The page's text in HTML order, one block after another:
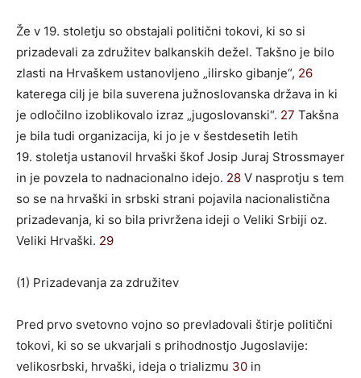
Že v 19. stoletju so obstajali politični tokovi, ki so si
prizadevali za združitev balkanskih dežel. Takšno je bilo
zlasti na Hrvaškem ustanovljeno „ilirsko gibanje“, 26
katerega cilj je bila suverena južnoslovanska država in ki
je odločilno izoblikovalo izraz „jugoslovanski“. 27 Takšna
je bila tudi organizacija, ki jo je v šestdesetih letih
19. stoletja ustanovil hrvaški škof Josip Juraj Strossmayer
in je povzela to nadnacionalno idejo. 28 V nasprotju s tem
so se na hrvaški in srbski strani pojavila nacionalistična
prizadevanja, ki so bila privržena ideji o Veliki Srbiji oz.
Veliki Hrvaški. 29
(1) Prizadevanja za združitev
Pred prvo svetovno vojno so prevladovali štirje politični
tokovi, ki so se ukvarjali s prihodnostjo Jugoslavije:
velikosrbski, hrvaški, ideja o trializmu 30 in